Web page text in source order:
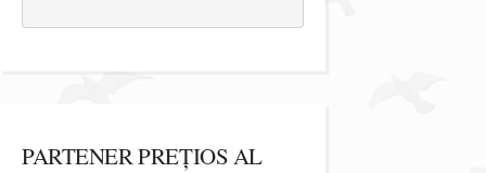
PARTENER PREȚIOS AL